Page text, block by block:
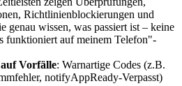
Richtlinienblockierungen und
genau wissen, was passiert ist – keine
funktioniert auf meinem Telefon"-
Vorfälle: Warnartige Codes (z.B.
notifyAppReady-Verpasst)